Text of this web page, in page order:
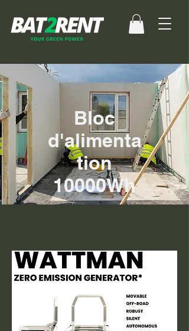
Bloc
d'alimenta
tion
10000Wh